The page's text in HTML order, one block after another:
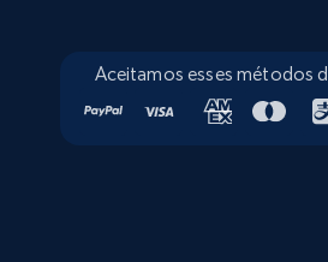
Aceitamos esses métodos